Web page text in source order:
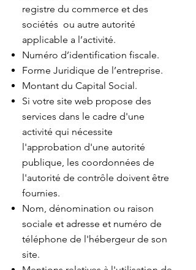
registre du commerce et des
sociétés ou autre autorité
applicable a l’activité.
Numéro d’identification fiscale.
Forme Juridique de l’entreprise.
Montant du Capital Social.
Si votre site web propose des
services dans le cadre d'une
activité qui nécessite
l'approbation d'une autorité
publique, les coordonnées de
l'autorité de contrôle doivent être
fournies. ​​​
Nom, dénomination ou raison
sociale et adresse et numéro de
téléphone de l'hébergeur de son
site.